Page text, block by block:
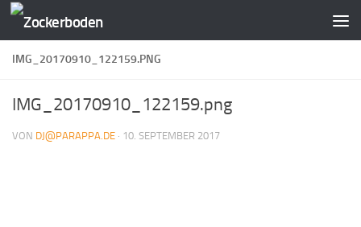
Zum Inhalt springen
IMG_20170910_122159.PNG
IMG_20170910_122159.png
VON DJ@PARAPPA.DE · 10. SEPTEMBER 2017